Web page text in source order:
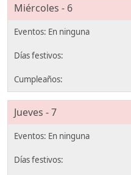
Miércoles - 6
Jueves - 7